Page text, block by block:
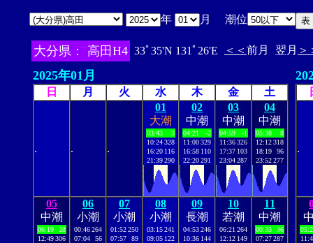
年 月 潮位
大分県： 高田H4 33ﾟ35'N 131ﾟ26'E ＜＜ 前月 翌月 ＞
2025年01月
日 月 火 水 木 金 土
. . .
01
大潮
03:43
3
10:24328
16:20 116
21:39290
02
中潮
04:21
-2
11:00329
16:58 110
22:20291
03
中潮
04:59
-1
11:36326
17:37 103
23:04287
04
中潮
05:38
8
12:12318
18:19
96
23:52277
05
中潮
06:19
28
12:49306
06
小潮
00:46264
07:04
56
07
小潮
01:52250
07:57
89
08
小潮
03:15241
09:05 122
09
長潮
04:53246
10:36 144
10
若潮
06:21 264
12:12 149
11
中潮
00:33
36
07:27287
.